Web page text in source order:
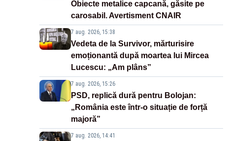
Obiecte metalice capcană, găsite pe
carosabil. Avertisment CNAIR
7 aug. 2026, 15:38
Vedeta de la Survivor, mărturisire
emoționantă după moartea lui Mircea
Lucescu: „Am plâns”
7 aug. 2026, 15:26
PSD, replică dură pentru Bolojan:
„România este într-o situație de forță
majoră”
7 aug. 2026, 14:41